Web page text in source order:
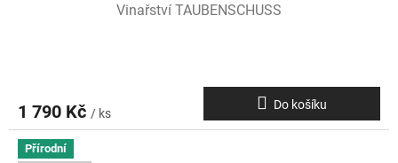
Vinařství TAUBENSCHUSS
1 790 Kč / ks
Do košíku
Přírodní